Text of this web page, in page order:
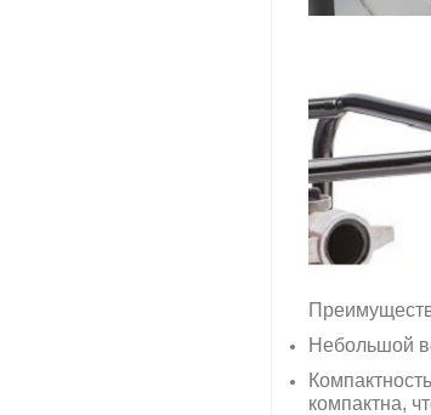
Небольшой
компактна,